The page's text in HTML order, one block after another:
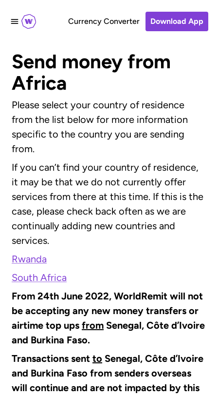
Currency Converter Download App
Send money from
Africa
Please select your country of residence
from the list below for more information
specific to the country you are sending
from.
If you can’t find your country of residence,
it may be that we do not currently offer
services from there at this time. If this is the
case, please check back often as we are
continually adding new countries and
services.
Rwanda
South Africa
From 24th June 2022, WorldRemit will not
be accepting any new money transfers or
airtime top ups from Senegal, Côte d’Ivoire
and Burkina Faso.
Transactions sent to Senegal, Côte d’Ivoire
and Burkina Faso from senders overseas
will continue and are not impacted by this